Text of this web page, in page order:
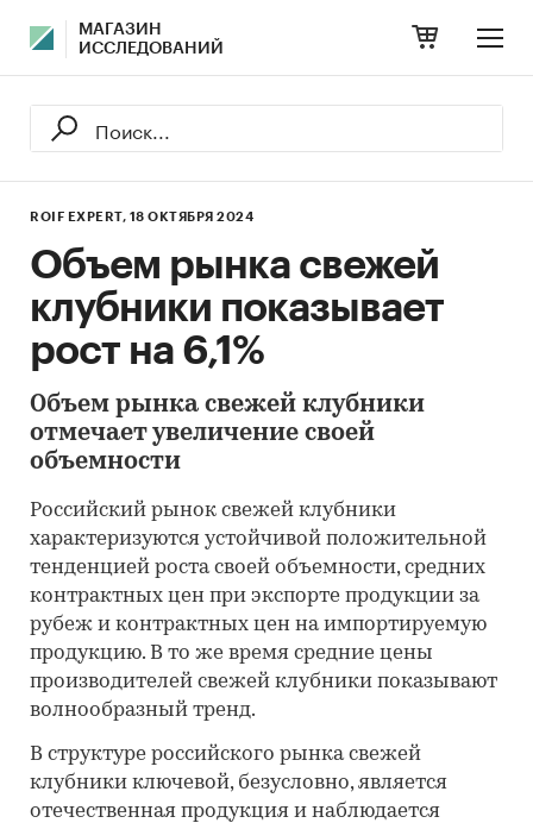
МАГАЗИН
ИССЛЕДОВАНИЙ
ROIF EXPERT, 18 ОКТЯБРЯ 2024
Объем рынка свежей
клубники показывает
рост на 6,1%
Объем рынка свежей клубники
отмечает увеличение своей
объемности
Российский рынок свежей клубники
характеризуются устойчивой положительной
тенденцией роста своей объемности, средних
контрактных цен при экспорте продукции за
рубеж и контрактных цен на импортируемую
продукцию. В то же время средние цены
производителей свежей клубники показывают
волнообразный тренд.
В структуре российского рынка свежей
клубники ключевой, безусловно, является
отечественная продукция и наблюдается